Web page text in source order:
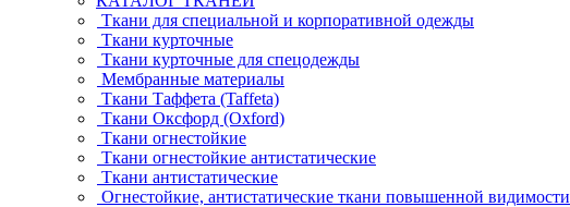
Ткани для специальной и корпоративной одежды
Ткани курточные
Ткани курточные для спецодежды
Мембранные материалы
Ткани Таффета (Taffeta)
Ткани Оксфорд (Oxford)
Ткани огнестойкие
Ткани огнестойкие антистатические
Ткани антистатические
Огнестойкие, антистатические ткани повышенной видимости